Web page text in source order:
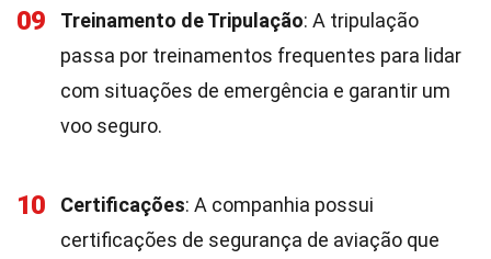
09 Treinamento de Tripulação: A tripulação
passa por treinamentos frequentes para lidar
com situações de emergência e garantir um
voo seguro.
10 Certificações: A companhia possui
certificações de segurança de aviação que